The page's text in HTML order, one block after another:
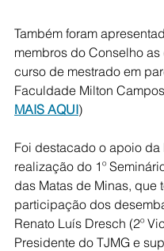
Também foram
membros do Conselho
curso de mestrado em
Faculdade Milton
MAIS AQUI)
Foi destacado o apoio da
realização do 1º
das Matas de Minas, que
participação dos
Renato Luís Dresch (2º
Presidente do TJMG e